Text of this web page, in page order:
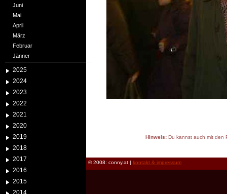
Juni
Mai
April
März
Februar
Jänner
2025
2024
2023
2022
2021
2020
2019
2018
2017
2016
2015
2014
Hinweis:Du kannst auch mit den
© 2008: conny.at | kontakt & impressum